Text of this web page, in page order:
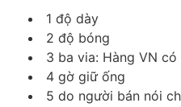
1 độ dày
2 độ bóng
3 ba via: Hàng VN có
4 gờ giữ ống
5 do người bán nói